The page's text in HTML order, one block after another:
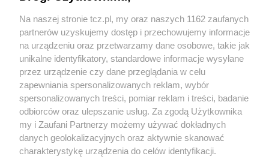
O FIRMIE POLITYKA PRYWATNOŚCI HOSTING
REKLAMA WSPÓŁPRACA RSS FACEBOOK KONTAKT
Nasze serwisy
Na naszej stronie tcz.pl, my oraz naszych 1162 zaufanych
partnerów uzyskujemy dostęp i przechowujemy informacje
na urządzeniu oraz przetwarzamy dane osobowe, takie jak
unikalne identyfikatory, standardowe informacje wysyłane
przez urządzenie czy dane przeglądania w celu
zapewniania spersonalizowanych reklam, wybór
spersonalizowanych treści, pomiar reklam i treści, badanie
odbiorców oraz ulepszanie usług. Za zgodą Użytkownika
my i Zaufani Partnerzy możemy używać dokładnych
danych geolokalizacyjnych oraz aktywnie skanować
charakterystykę urządzenia do celów identyfikacji.